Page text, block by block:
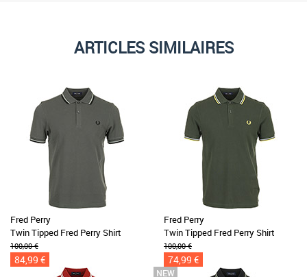
ARTICLES SIMILAIRES
Fred Perry
Twin Tipped Fred Perry Shirt
100,00 €
84,99 €
Fred Perry
Twin Tipped Fred Perry Shirt
100,00 €
74,99 €